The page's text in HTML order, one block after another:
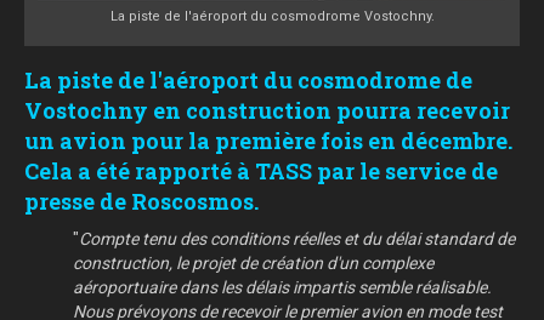
La piste de l'aéroport du cosmodrome Vostochny.
La piste de l'aéroport du cosmodrome de
Vostochny en construction pourra recevoir
un avion pour la première fois en décembre.
Cela a été rapporté à TASS par le service de
presse de Roscosmos.
"Compte tenu des conditions réelles et du délai standard de
construction, le projet de création d'un complexe
aéroportuaire dans les délais impartis semble réalisable.
Nous prévoyons de recevoir le premier avion en mode test